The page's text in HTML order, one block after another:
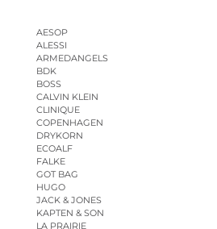
AESOP
ALESSI
ARMEDANGELS
BDK
BOSS
CALVIN KLEIN
CLINIQUE
COPENHAGEN
DRYKORN
ECOALF
FALKE
GOT BAG
HUGO
JACK & JONES
KAPTEN & SON
LA PRAIRIE